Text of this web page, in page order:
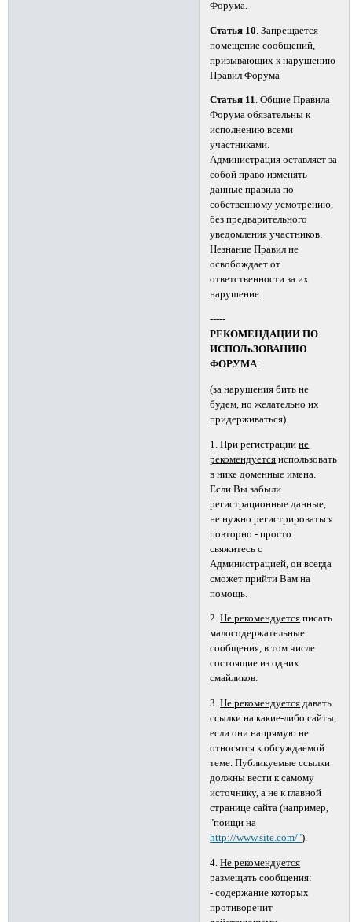
Форума.
Статья 10 .Запрещается
помещение сообщений,
пpизывающих к наpyшению
Правил Форума
Статья 11. Общие Правила
Форума обязательны к
исполнению всеми
участниками.
Администрация оставляет за
собой право изменять
данные правила по
собственному усмотрению,
без предварительного
уведомления участников.
Незнание Правил не
освобождает от
ответственности за их
нарушение.
-----
РЕКОМЕНДАЦИИ ПО
ИСПОЛьЗОВАНИЮ
ФОРУМА:
(за нарушения бить не
будем, но желательно их
придерживаться)
1. При регистрациине
рекомендуется использовать
в нике доменные имена.
Если Вы забыли
регистрационные данные,
не нужно регистрироваться
повторно - просто
свяжитесь с
Администрацией, он всегда
сможет прийти Вам на
помощь.
2.Не рекомендуется писать
малосодержательные
сообщения, в том числе
состоящие из одних
смайликов.
3.Не рекомендуется давать
ссылки на какие-либо сайты,
если они напрямую не
относятся к обсуждаемой
теме. Публикуемые ссылки
должны вести к самому
источнику, а не к главной
странице сайта (например,
"поищи на
http://www.site.com/").
4.Не рекомендуется
размещать сообщения:
- содержание которых
противоречит